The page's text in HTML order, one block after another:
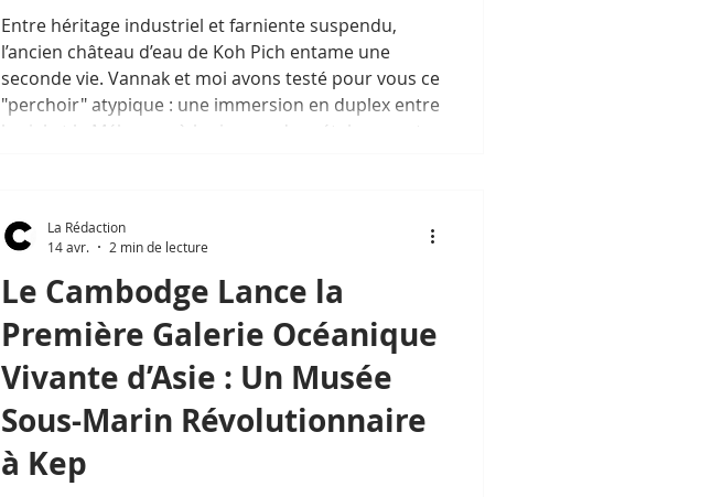
Entre héritage industriel et farniente suspendu,
l’ancien château d’eau de Koh Pich entame une
seconde vie. Vannak et moi avons testé pour vous ce
"perchoir" atypique : une immersion en duplex entre
le ciel et le Mékong, où la rigueur du métal rencontre
Le Cambodge Lance la
Première Galerie Océanique
Vivante d’Asie : Un Musée
Sous-Marin Révolutionnaire
à Kep
La Rédaction
14 avr.
2 min de lecture